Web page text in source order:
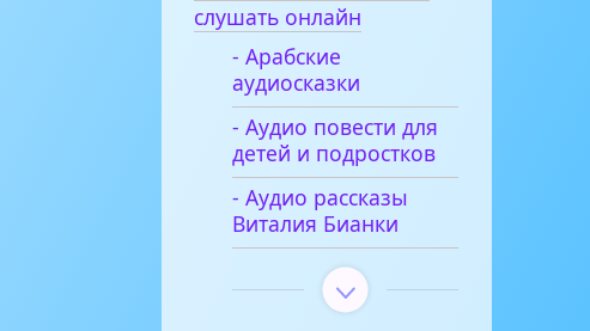
слушать онлайн
- Арабские
аудиосказки
- Аудио повести для
детей и подростков
- Аудио рассказы
Виталия Бианки